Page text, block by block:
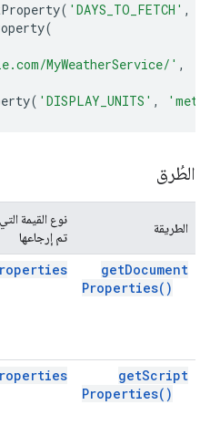
( 'DAYS_TO_FETCH' ,
(
MyWeatherService/' ,
( 'DISPLAY_UNITS' ,
الطُرق
الطريقة
نوع القيمة التي
تم إرجاعها
getDocument
Properties( )
getScript
Properties( )